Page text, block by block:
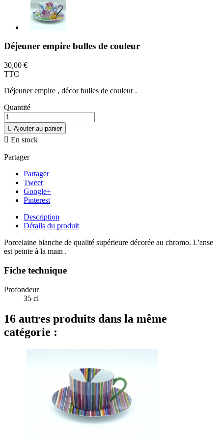
Déjeuner empire bulles de couleur
30,00 €
TTC
Déjeuner empire , décor bulles de couleur .
Quantité
 Ajouter au panier
 En stock
Partager
Partager
Tweet
Google+
Pinterest
Description
Détails du produit
Porcelaine blanche de qualité supérieure décorée au chromo. L'anse
est peinte à la main .
Fiche technique
Profondeur
35 cl
16 autres produits dans la même
catégorie :